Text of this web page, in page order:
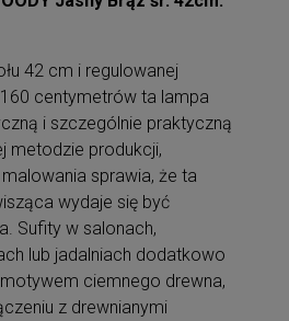
42 cm i regulowanej
centymetrów ta lampa
i szczególnie praktyczną
metodzie produkcji,
sprawia, że ta
wydaje się być
Sufity w salonach,
lub jadalniach dodatkowo
ciemnego drewna,
z drewnianymi